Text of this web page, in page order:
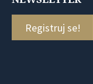
Registruj se!